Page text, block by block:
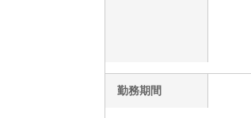
勤務期間